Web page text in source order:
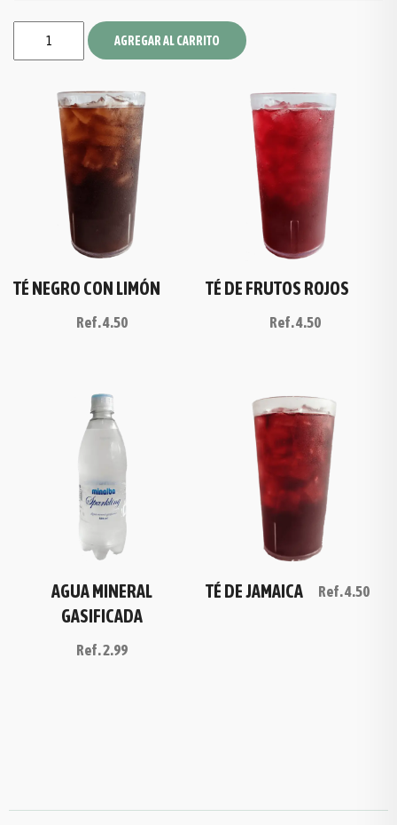
AGREGAR AL CARRITO
TÉ NEGRO CON LIMÓN
Ref.4.50
TÉ DE FRUTOS ROJOS
Ref.4.50
AGUA MINERAL
GASIFICADA
Ref.2.99
TÉ DE JAMAICA Ref.4.50